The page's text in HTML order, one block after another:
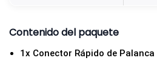
a
Contenido del paquete
1x Conector Rápido de Palanca